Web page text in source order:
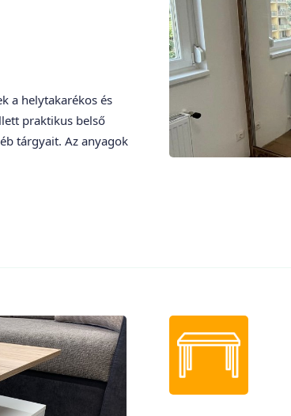
a helytakarékos és
praktikus belső
tárgyait. Az anyagok